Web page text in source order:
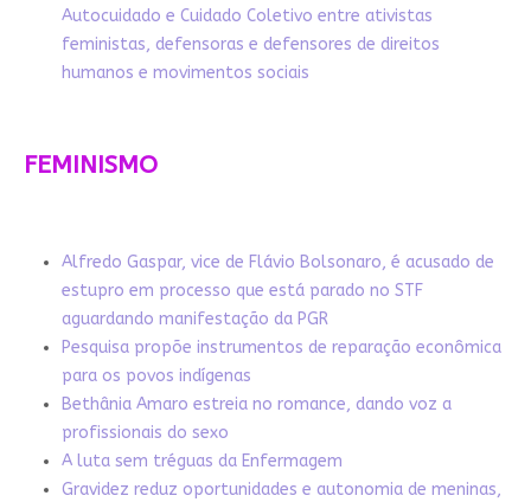
Autocuidado e Cuidado Coletivo entre ativistas
feministas, defensoras e defensores de direitos
humanos e movimentos sociais
FEMINISMO
Alfredo Gaspar, vice de Flávio Bolsonaro, é acusado de
estupro em processo que está parado no STF
aguardando manifestação da PGR
Pesquisa propõe instrumentos de reparação econômica
para os povos indígenas
Bethânia Amaro estreia no romance, dando voz a
profissionais do sexo
A luta sem tréguas da Enfermagem
Gravidez reduz oportunidades e autonomia de meninas,